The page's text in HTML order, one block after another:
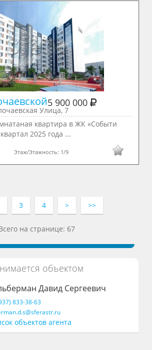
5 900 000
Улица, 7
квартира в ЖК «Событи
2025 года ...
Этаж/Этажность: 1/9
3 4 > >>
на странице: 67
объектом
Давид Сергеевич
833-38-63
объектов агента